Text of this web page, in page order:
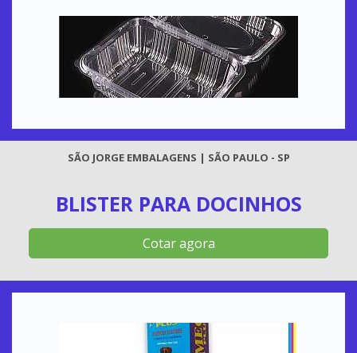
SÃO JORGE EMBALAGENS | SÃO PAULO - SP
BLISTER PARA DOCINHOS
Cotar agora